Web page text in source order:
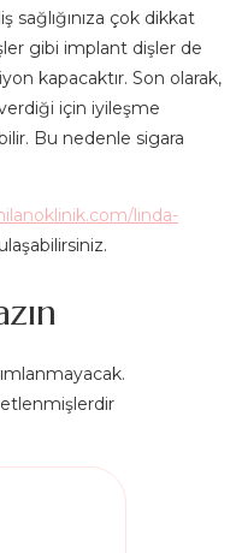
sağlığınıza çok dikkat
gibi implant dişler de
kapacaktır. Son olarak,
için iyileşme
Bu nedenle sigara
linda-